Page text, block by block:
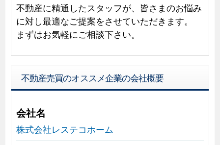
不動産に精通したスタッフが、皆さまのお悩み
に対し最適なご提案をさせていただきます。
まずはお気軽にご相談下さい。
不動産売買のオススメ企業の会社概要
会社名
株式会社レステコホーム